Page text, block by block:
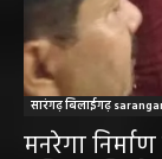
सारंगढ़ बिलाईगढ़
मनरेगा